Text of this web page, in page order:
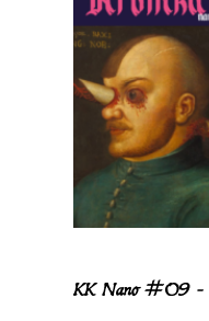
KK Nano #09 –